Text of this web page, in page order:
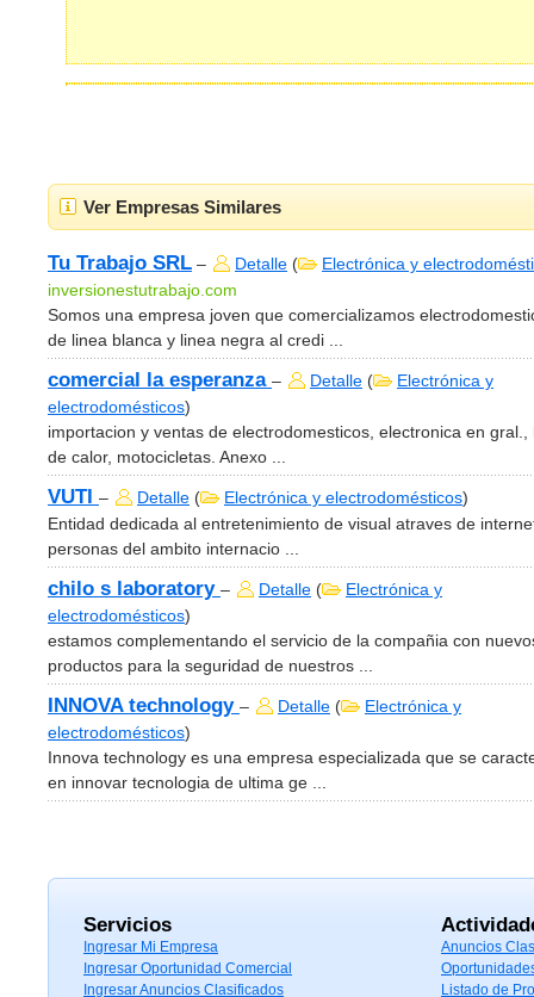
Ver Empresas Similares
Tu Trabajo SRL – Detalle (
Electrónica y
inversionestutrabajo.com
Somos una empresa joven que comercializamos
de linea blanca y linea negra al credi ...
comercial la esperanza – Detalle (
Electrónica y
electrodomésticos)
importacion y ventas de electrodomesticos, electronica en gral.,
de calor, motocicletas. Anexo ...
VUTI – Detalle ( Electrónica y electrodomésticos)
Entidad dedicada al entretenimiento de visual atraves de
personas del ambito internacio ...
chilo s laboratory – Detalle (
Electrónica y
electrodomésticos)
estamos complementando el servicio de la compañia con
productos para la seguridad de nuestros ...
INNOVA technology – Detalle (
Electrónica y
electrodomésticos)
Innova technology es una empresa especializada que se
en innovar tecnologia de ultima ge ...
Servicios
Ingresar Mi Empresa
Ingresar Oportunidad Comercial
Ingresar Anuncios Clasificados
Anuncios
Listado de